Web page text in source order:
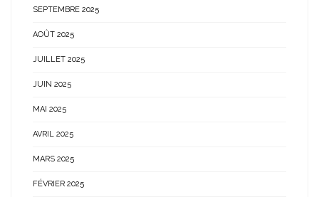
SEPTEMBRE 2025
AOÛT 2025
JUILLET 2025
JUIN 2025
MAI 2025
AVRIL 2025
MARS 2025
FÉVRIER 2025